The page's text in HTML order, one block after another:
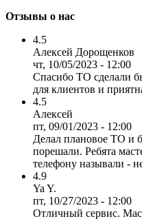
Отзывы о нас
4.5
Алексей Дорощенков
чт, 10/05/2023 - 12:00
Спасибо ТО сделали
для клиентов и
4.5
Алексей
пт, 09/01/2023 - 12:00
Делал плановое ТО и
порешали. Ребята
телефону называли -
4.9
Ya Y.
пт, 10/27/2023 - 12:00
Отличный сервис.